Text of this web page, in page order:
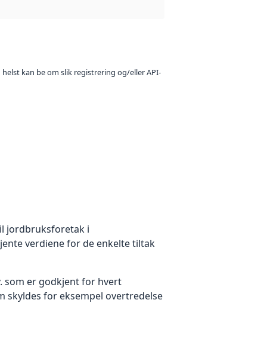
kan be om slik registrering og/eller API-
jordbruksforetak i
verdiene for de enkelte tiltak
som er godkjent for hvert
skyldes for eksempel overtredelse